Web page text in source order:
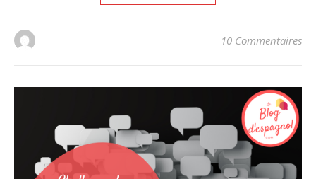
10 Commentaires